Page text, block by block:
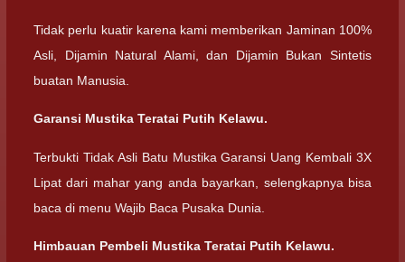
Tidak perlu kuatir karena kami memberikan Jaminan 100%
Asli, Dijamin Natural Alami, dan Dijamin Bukan Sintetis
buatan Manusia.
Garansi Mustika Teratai Putih Kelawu.
Terbukti Tidak Asli Batu Mustika Garansi Uang Kembali 3X
Lipat dari mahar yang anda bayarkan, selengkapnya bisa
baca di menu Wajib Baca Pusaka Dunia.
Himbauan Pembeli Mustika Teratai Putih Kelawu.